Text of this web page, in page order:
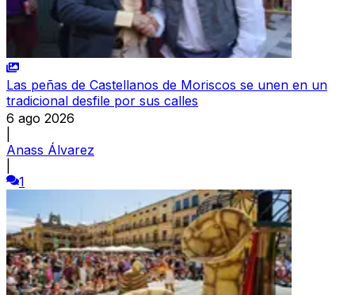
Las peñas de Castellanos de Moriscos se unen en un
tradicional desfile por sus calles
6 ago 2026
Anass Álvarez
1